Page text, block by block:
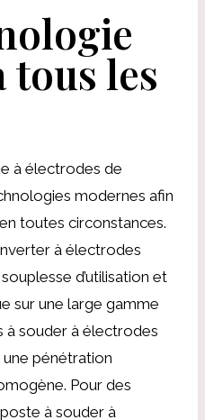
tous les
à électrodes de
modernes afin
toutes circonstances.
à électrodes
d’utilisation et
sur une large gamme
à souder à électrodes
pénétration
Pour des
à souder à